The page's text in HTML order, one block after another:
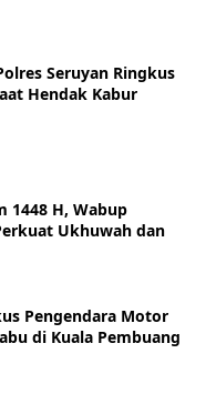
Seruyan Ringkus
Hendak Kabur
1448 H, Wabup
Ukhuwah dan
Pengendara Motor
di Kuala Pembuang